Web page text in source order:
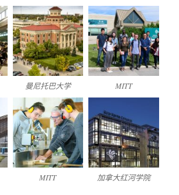
曼尼托巴大学 MITT
MITT 加拿大红河学院